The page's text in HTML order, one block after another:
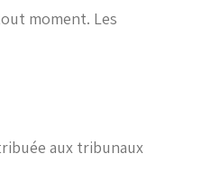
moment. Les
aux tribunaux